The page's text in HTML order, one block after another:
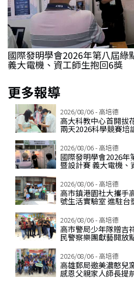
國際發明學會2026年第八屆綠
義大電機、資工師生抱回6獎
更多報導
2026/08/06 - 高培德
高大科教中心首開拔
兩天2026科學競賽培
2026/08/06 - 高培德
國際發明學會2026年
暨設計賽 義大電機、
2026/08/06 - 高培德
高市鎮港園社大攜手
號生活實驗室 進駐台
2026/08/06 - 高培德
高市警局少年隊贈吉
民警察樂團獻藝開放
2026/08/06 - 高培德
高雄郵局邀美濃憨兒
感恩父親家人師長提